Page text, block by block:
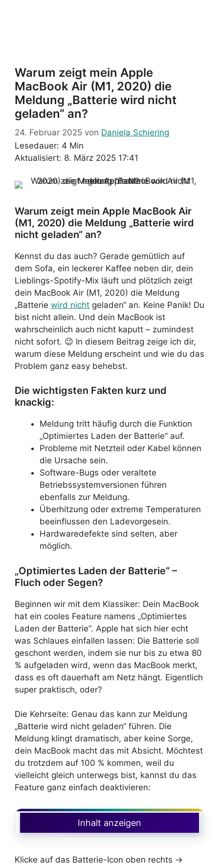
Warum zeigt mein Apple
MacBook Air (M1, 2020) die
Meldung „Batterie wird nicht
geladen“ an?
24. Februar 2025 von Daniela Schiering
Lesedauer: 4 Min
Aktualisiert: 8. März 2025 17:41
Warum zeigt mein Apple MacBook Air
(M1, 2020) die Meldung „Batterie wird
nicht geladen“ an?
Kennst du das auch? Gerade gemütlich auf
dem Sofa, ein leckerer Kaffee neben dir, dein
Lieblings-Spotify-Mix läuft und plötzlich zeigt
dein MacBook Air (M1, 2020) die Meldung
„Batterie wird nicht geladen“ an. Keine Panik! Du
bist nicht allein. Und dein MacBook ist
wahrscheinlich auch nicht kaputt – zumindest
nicht sofort. 😉 In diesem Beitrag zeige ich dir,
warum diese Meldung erscheint und wie du das
Problem ganz easy behebst.
Die wichtigsten Fakten kurz und
knackig:
Meldung tritt häufig durch die Funktion
„Optimiertes Laden der Batterie“ auf.
Probleme mit Netzteil oder Kabel können
die Ursache sein.
Software-Bugs oder veraltete
Betriebssystemversionen führen
ebenfalls zur Meldung.
Überhitzung oder extreme Temperaturen
beeinflussen den Ladevorgesein.
Hardwaredefekte sind selten, aber
möglich.
„Optimiertes Laden der Batterie“ –
Fluch oder Segen?
Beginnen wir mit dem Klassiker: Dein MacBook
hat ein cooles Feature namens „Optimiertes
Laden der Batterie“. Apple hat sich hier echt
was Schlaues einfallen lassen: Die Batterie soll
geschont werden, indem sie nur bis zu etwa 80
% aufgeladen wird, wenn das MacBook merkt,
dass es oft dauerhaft am Netz hängt. Eigentlich
super praktisch, oder?
Die Kehrseite: Genau das kann zur Meldung
„Batterie wird nicht geladen“ führen. Die
Meldung klingt dramatisch, aber keine Sorge,
dein MacBook macht das mit Absicht. Möchtest
du trotzdem auf 100 % kommen, weil du
vielleicht gleich unterwegs bist, kannst du das
Feature ganz einfach deaktivieren:
Inhalt anzeigen
Klicke auf das Batterie-Icon oben rechts →